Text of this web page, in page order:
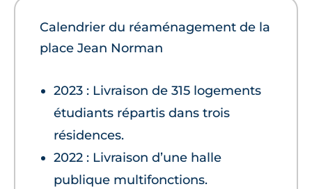
Calendrier du réaménagement de la
place Jean Norman
2023 : Livraison de 315 logements
étudiants répartis dans trois
résidences.
2022 : Livraison d’une halle
publique multifonctions.